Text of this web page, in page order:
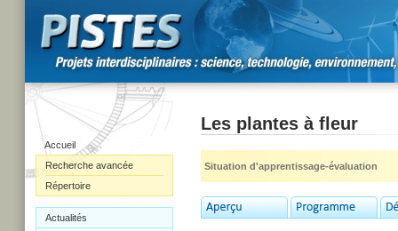
Accueil
Recherche avancée
Répertoire
Actualités
Les plantes à fleur
Situation d'apprentissage-évaluation